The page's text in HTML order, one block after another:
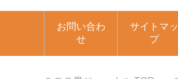
お問い合わ
せ
サイトマッ
プ